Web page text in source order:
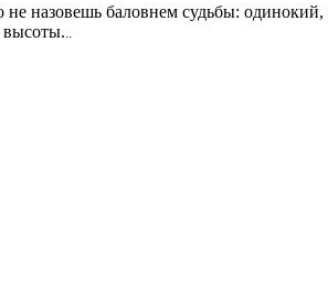
назовешь баловнем судьбы: одинокий,
высоты.